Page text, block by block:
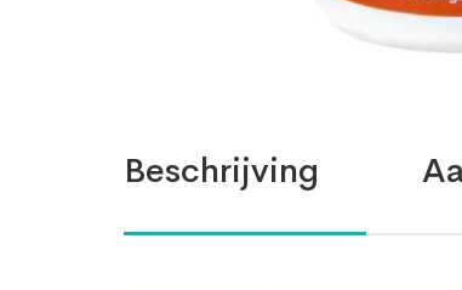
Beschrijving